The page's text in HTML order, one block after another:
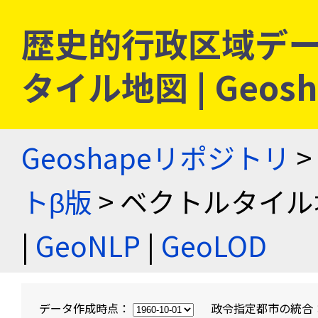
歴史的行政区域デ
タイル地図 |
Geoshapeリポジトリ >
トβ版 > ベクトルタイ
| GeoNLP | GeoLOD
データ作成時点： 政令指定都市の統